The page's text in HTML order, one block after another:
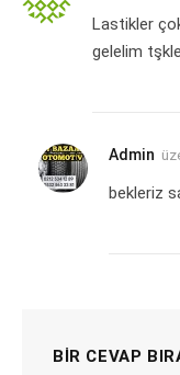
Lastikler
gelelim
Admin
bekleriz
BIR CEVAP